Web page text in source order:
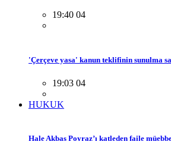
19:40 04
'Çerçeve yasa' kanun teklifinin sunulma
19:03 04
HUKUK
Hale Akbaş Poyraz’ı katleden faile